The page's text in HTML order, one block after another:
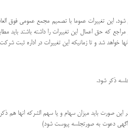
این تغییرات عموما با تصمیم مجمع عمومی فوق
که حق اعمال این تغییرات را داشته باشند باید
شد و تا زمانیکه این تغییرات در اداره ثبت
ذکر شود.
این صورت باید میزان سهام و یا سهم الشرکه انها هم
اگهی دعوت به صورتجلسه پیوست شود)